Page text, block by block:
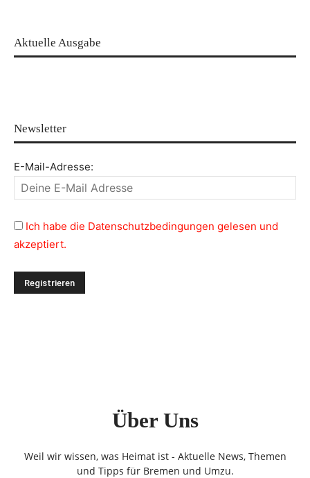
Aktuelle Ausgabe
Newsletter
E-Mail-Adresse:
Ich habe die Datenschutzbedingungen gelesen und
akzeptiert.
Über Uns
Weil wir wissen, was Heimat ist - Aktuelle News, Themen
und Tipps für Bremen und Umzu.